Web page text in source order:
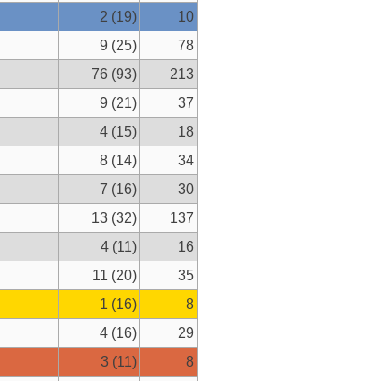
2 (19)
10
9 (25)
78
76 (93)
213
9 (21)
37
4 (15)
18
8 (14)
34
7 (16)
30
13 (32)
137
4 (11)
16
11 (20)
35
1 (16)
8
4 (16)
29
3 (11)
8